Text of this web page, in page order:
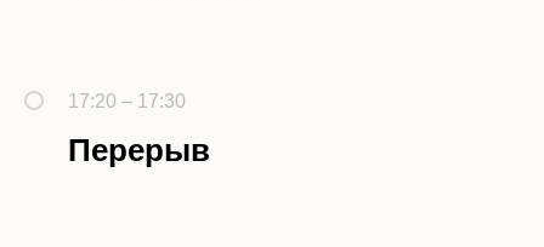
17:20 – 17:30
Перерыв